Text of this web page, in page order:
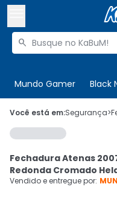
Buscar produtos

Mundo Gamer Black
 Olá. Acesse sua
 Departamentos
Cupons
Você está em:Segurança>
Fechadura Atenas
Redonda Cromado
Vendido e entregue por: